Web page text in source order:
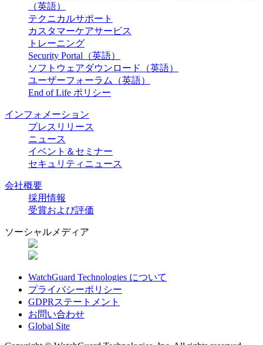
（英語）
テクニカルサポート
カスタマーケアサービス
トレーニング
Security Portal（英語）
ソフトウェアダウンロード（英語）
ユーザーフォーラム（英語）
End of Life ポリシー
インフォメーション
プレスリリース
ニュース
イベント＆セミナー
セキュリティニュース
会社概要
採用情報
受賞および評価
ソーシャルメディア
WatchGuard Technologies について
プライバシーポリシー
GDPRステートメント
お問い合わせ
Global Site